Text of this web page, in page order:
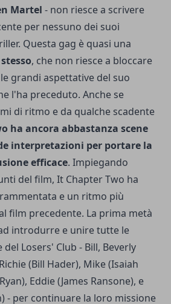
Martel - non riesce a scrivere
per nessuno dei suoi
Questa gag è quasi una
, che non riesce a bloccare
grandi aspettative del suo
l'ha preceduto. Anche se
di ritmo e da qualche scadente
ha ancora abbastanza scene
interpretazioni per portare la
efficace. Impiegando
del film, It Chapter Two ha
e un ritmo più
film precedente. La prima metà
introdurre e unire tutte le
Losers' Club - Bill, Beverly
(Bill Hader), Mike (Isaiah
Eddie (James Ransone), e
- per continuare la loro missione